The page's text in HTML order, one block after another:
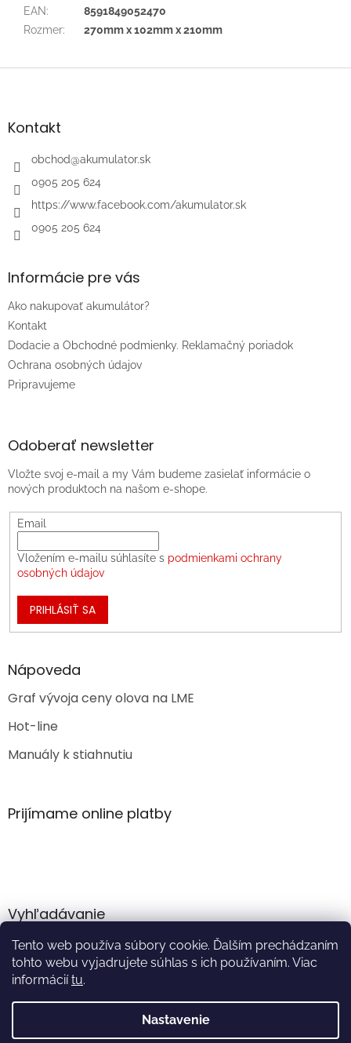
Tento web používa súbory cookie. Ďalším prechádzaním
tohto webu vyjadrujete súhlas s ich používaním. Viac
informáciítu.
Nastavenie
EAN:
8591849052470
Rozmer: 270mm x 102mm x 210mm
Z
äKontakt
obchod@akumulator.sk
0905 205 624
https://www.facebook.com/akumulator.sk
0905 205 624
Informácie pre vás
Ako nakupovať akumulátor?
Kontakt
Dodacie a Obchodné podmienky. Reklamačný poriadok
Ochrana osobných údajov
Pripravujeme
Odoberať newsletter
Vložte svoj e-mail a my Vám budeme zasielať informácie o
nových produktoch na našom e-shope.
Email
Vložením e-mailu súhlasíte s podmienkami ochrany
osobných údajov
PRIHLÁSIŤ SA
Nápoveda
Graf vývoja ceny olova na LME
Hot-line
Manuály k stiahnutiu
Prijímame online platby
Vyhľadávanie
HĽADAŤ
Vytvoril Shoptet